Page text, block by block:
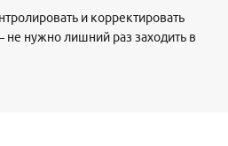
и корректировать
нужно лишний раз заходить в